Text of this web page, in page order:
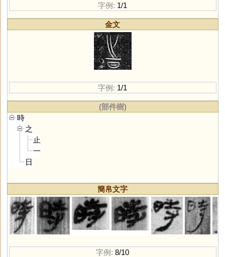
字例: 1/1
金文
字例: 1/1
(部件樹)
時
之
止
一
日
簡帛文字
字例: 8/10